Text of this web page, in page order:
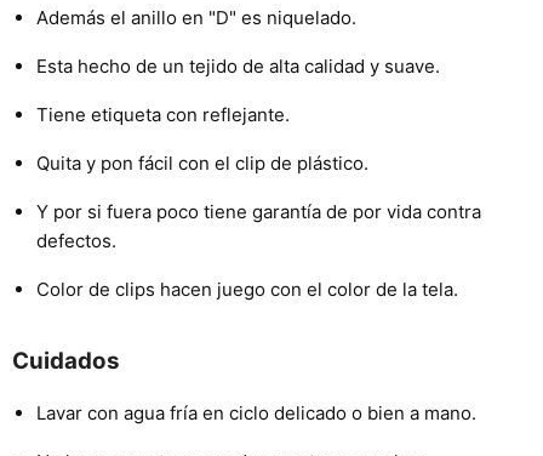
Además el anillo en "D" es niquelado.
Esta hecho de un tejido de alta calidad y suave.
Tiene etiqueta con reflejante.
Quita y pon fácil con el clip de plástico.
Y por si fuera poco tiene garantía de por vida contra
defectos.
Color de clips hacen juego con el color de la tela.
Cuidados
Lavar con agua fría en ciclo delicado o bien a mano.